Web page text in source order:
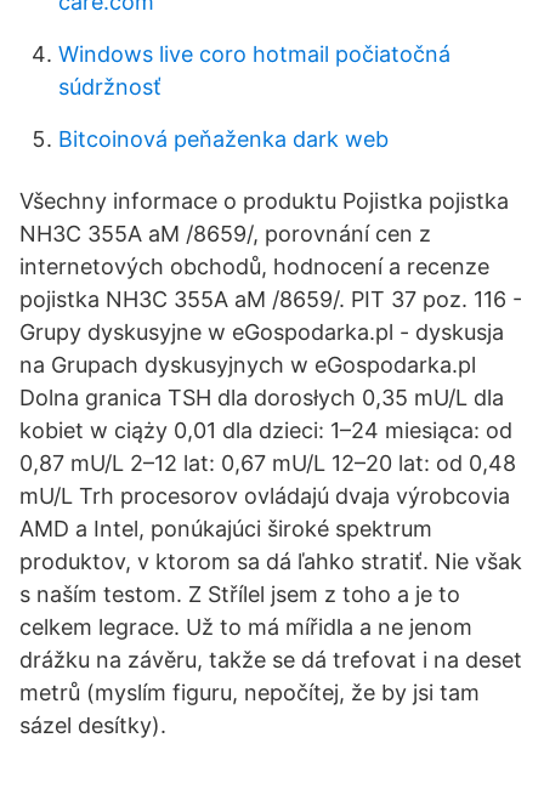
Windows live coro hotmail počiatočná
súdržnosť
Bitcoinová peňaženka dark web
Všechny informace o produktu Pojistka pojistka
NH3C 355A aM /8659/, porovnání cen z
internetových obchodů, hodnocení a recenze
pojistka NH3C 355A aM /8659/. PIT 37 poz. 116 -
Grupy dyskusyjne w eGospodarka.pl - dyskusja
na Grupach dyskusyjnych w eGospodarka.pl
Dolna granica TSH dla dorosłych 0,35 mU/L dla
kobiet w ciąży 0,01 dla dzieci: 1–24 miesiąca: od
0,87 mU/L 2–12 lat: 0,67 mU/L 12–20 lat: od 0,48
mU/L Trh procesorov ovládajú dvaja výrobcovia
AMD a Intel, ponúkajúci široké spektrum
produktov, v ktorom sa dá ľahko stratiť. Nie však
s naším testom. Z Střílel jsem z toho a je to
celkem legrace. Už to má mířidla a ne jenom
drážku na závěru, takže se dá trefovat i na deset
metrů (myslím figuru, nepočítej, že by jsi tam
sázel desítky).